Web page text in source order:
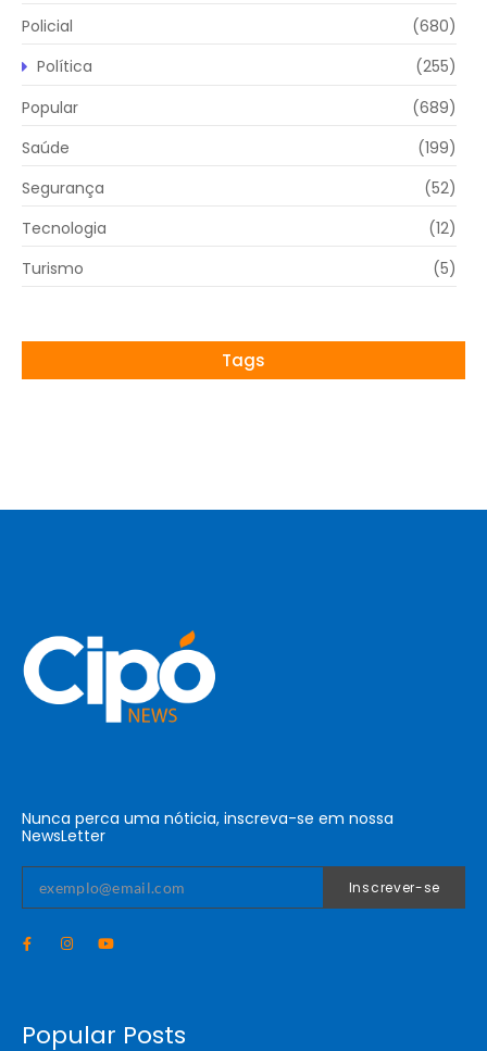
Policial
(680)
Política
(255)
Popular
(689)
Saúde
(199)
Segurança
(52)
Tecnologia
(12)
Turismo
(5)
Tags
Nunca perca uma nóticia, inscreva-se em nossa
NewsLetter
Inscrever-se
Popular Posts